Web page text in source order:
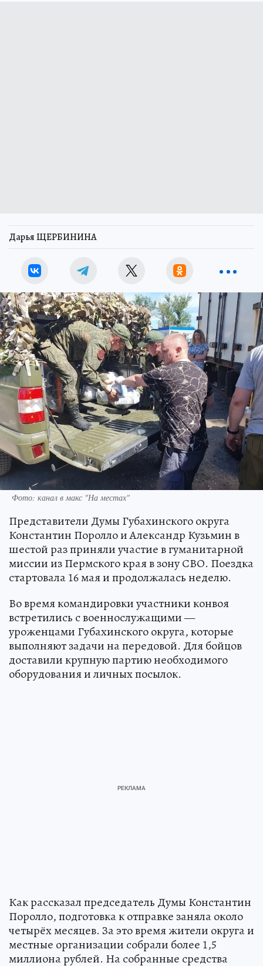
Дарья ЩЕРБИНИНА
Фото: канал в макс "На местах"
Представители Думы Губахинского округа
Константин Поролло и Александр Кузьмин в
шестой раз приняли участие в гуманитарной
миссии из Пермского края в зону СВО. Поездка
стартовала 16 мая и продолжалась неделю.
Во время командировки участники конвоя
встретились с военнослужащими —
уроженцами Губахинского округа, которые
выполняют задачи на передовой. Для бойцов
доставили крупную партию необходимого
оборудования и личных посылок.
Как рассказал председатель Думы Константин
Поролло, подготовка к отправке заняла около
четырёх месяцев. За это время жители округа и
местные организации собрали более 1,5
миллиона рублей. На собранные средства